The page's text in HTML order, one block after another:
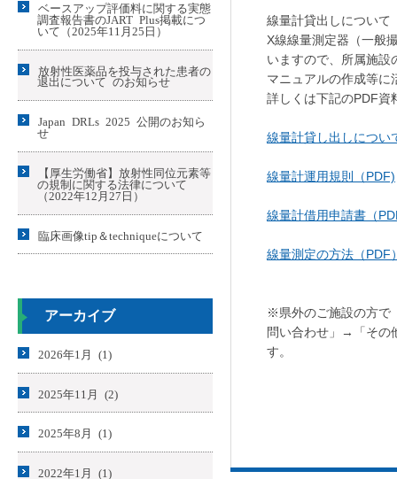
線量計貸出しについて
X線線量測定器（一般
いますので、所属施設
マニュアルの作成等に
詳しくは下記のPDF資
線量計貸し出しについ
線量計運用規則（PDF)
線量計借用申請書（
線量測定の方法（PDF
※県外のご施設の方で
問い合わせ」→「その
す。
ベースアップ評価料に関する実態
調査報告書のJART Plus掲載につ
いて（2025年11月25日）
放射性医薬品を投与された患者の
退出について のお知らせ
Japan DRLs 2025 公開のお知ら
せ
【厚生労働省】放射性同位元素等
の規制に関する法律について
（2022年12月27日）
臨床画像tip＆techniqueについて
アーカイブ
2026年1月 (1)
2025年11月 (2)
2025年8月 (1)
2022年1月 (1)